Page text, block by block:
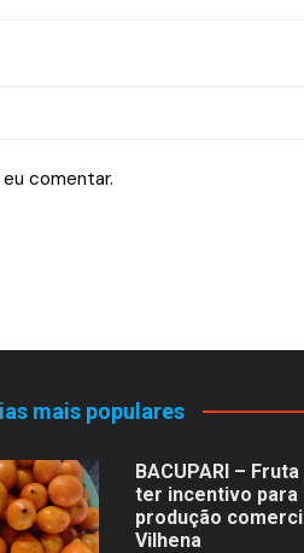
comentar.
mais populares
BACUPARI –
ter incentivo para
produção
Vilhena